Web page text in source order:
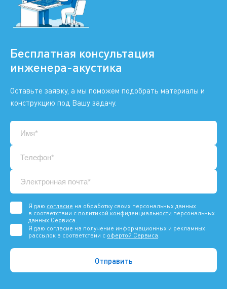
Бесплатная консультация
инженера-акустика
Оставьте заявку, а мы поможем подобрать материалы и
конструкцию под Вашу задачу.
Я даю согласие на обработку своих персональных данных
в соответствии с политикой конфиденциальности персональных
данных Сервиса.
Я даю согласие на получение информационных и рекламных
рассылок в соответствии с офертой Сервиса.